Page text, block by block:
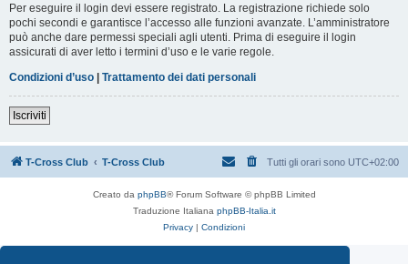
Per eseguire il login devi essere registrato. La registrazione richiede solo
pochi secondi e garantisce l’accesso alle funzioni avanzate. L’amministratore
può anche dare permessi speciali agli utenti. Prima di eseguire il login
assicurati di aver letto i termini d’uso e le varie regole.
Condizioni d’uso | Trattamento dei dati personali
Iscriviti
T-Cross Club T-Cross Club Tutti gli orari sono UTC+02:00
Creato da phpBB® Forum Software © phpBB Limited
Traduzione Italiana phpBB-Italia.it
Privacy | Condizioni